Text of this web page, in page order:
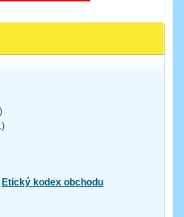
Etický kodex obchodu